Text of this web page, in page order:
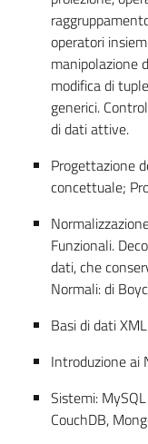
operatori
manipolazione
modifica di
generici.
di dati attive.
Progettazione
concettuale;
Funzionali.
dati, che
Normali: di
Basi di dati XML
Introduzione ai
Sistemi:
CouchDB,